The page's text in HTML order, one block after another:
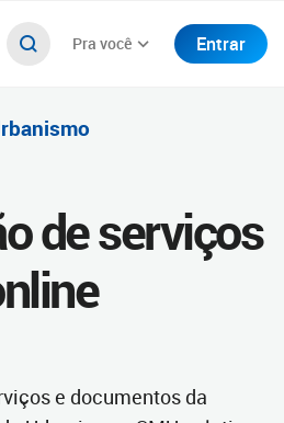
Pra você Entrar
de serviços
e documentos da